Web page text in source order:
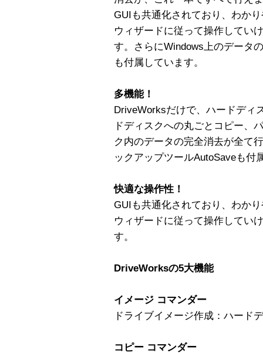
GUIも共通化されており、わか
ウィザードに従って操作してい
す。さらにWindows上のデータ
も付属しています。
多機能！
DriveWorksだけで、ハードディ
ドディスクへの丸ごとコピー、
ク内のデータの完全消去が全て
ックアップツールAutoSaveも付
快適な操作性！
GUIも共通化されており、わか
ウィザードに従って操作してい
す。
DriveWorksの5大機能
イメージ コマンダー
ドライブイメージ作成：ハード
コピー コマンダー